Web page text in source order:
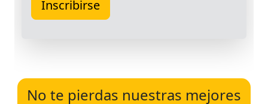
No te pierdas nuestras mejores